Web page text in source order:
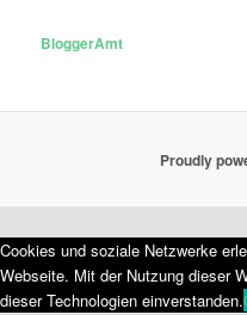
BloggerAmt
Proudly
Cookies und soziale Netzwerke
Webseite. Mit der Nutzung dieser
dieser Technologien einverstanden.